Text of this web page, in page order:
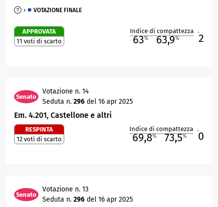
VOTAZIONE FINALE
APPROVATA
11 voti di scarto
Indice di compattezza
63% 63,9% 2
Senato
Votazione n. 14
Seduta n. 296 del 16 apr 2025
Em. 4.201, Castellone e altri
RESPINTA
12 voti di scarto
Indice di compattezza
69,8% 73,5% 0
Senato
Votazione n. 13
Seduta n. 296 del 16 apr 2025